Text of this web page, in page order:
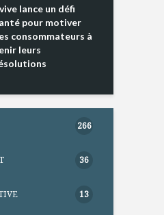
lance un défi
pour motiver
consommateurs à
leurs
266
36
13